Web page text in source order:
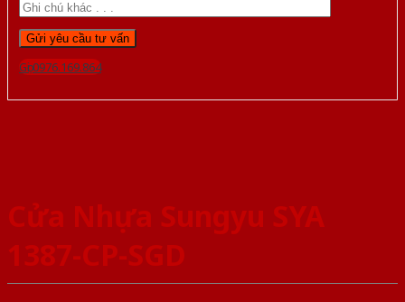
Gọi 0976.169.864
Cửa Nhựa Sungyu SYA
1387-CP-SGD